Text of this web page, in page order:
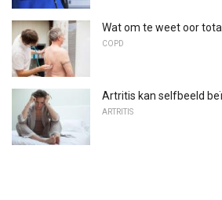
Wat om te weet oor
COPD
Artritis kan selfbeeld
ARTRITIS